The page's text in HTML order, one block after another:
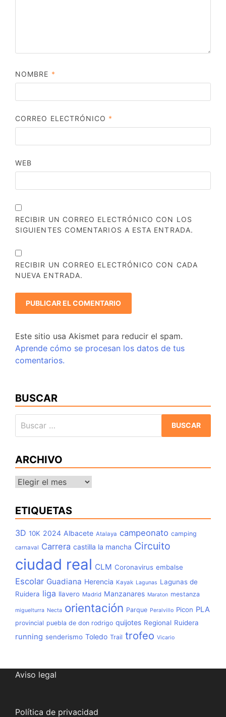
NOMBRE *
CORREO ELECTRÓNICO *
WEB
RECIBIR UN CORREO ELECTRÓNICO CON LOS
SIGUIENTES COMENTARIOS A ESTA ENTRADA.
RECIBIR UN CORREO ELECTRÓNICO CON CADA
NUEVA ENTRADA.
Este sitio usa Akismet para reducir el spam.
Aprende cómo se procesan los datos de tus
comentarios.
BUSCAR
ARCHIVO
Archivo
ETIQUETAS
3D 10K 2024 Albacete Atalaya campeonato camping
carnaval Carrera castilla la mancha Circuito
ciudad real CLM Coronavirus embalse
Escolar Guadiana Herencia Kayak Lagunas Lagunas de
Ruidera liga llavero Madrid Manzanares Maraton mestanza
miguelturra Necta orientación Parque Peralvillo Picon PLA
provincial puebla de don rodrigo quijotes Regional Ruidera
running senderismo Toledo Trail trofeo Vicario
Aviso legal
Política de privacidad